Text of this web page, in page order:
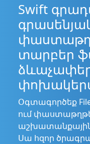
Swift
տարբեր
Օգտագործեք File
ում
աշխատանքային
Սա հզոր